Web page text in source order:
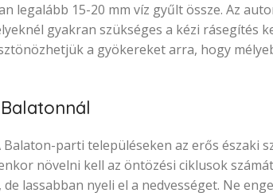
legalább 15-20 mm víz gyűlt össze. Az
gyakran szükséges a kézi rásegítés
a gyökereket arra, hogy
parti településeken az erős északi
növelni kell az öntözési ciklusok
lassabban nyeli el a nedvességet. Ne